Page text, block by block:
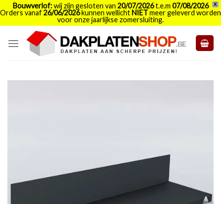
X
Bouwverlof:wij zijn gesloten van 20/07/2026t.e.m 07/08/2026
Orders vanaf26/06/2026kunnen wellichtNIETmeer geleverd worden
voor onze jaarlijkse zomersluiting.